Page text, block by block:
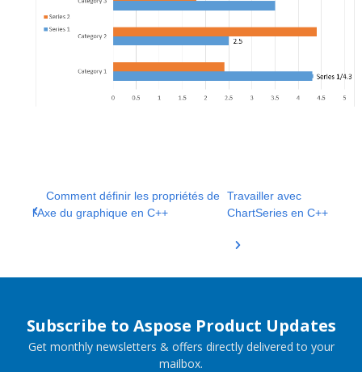
Comment définir les propriétés de
l'Axe du graphique en C++
Travailler avec
ChartSeries en C++
Subscribe to Aspose Product Updates
Get monthly newsletters & offers directly delivered to your
mailbox.